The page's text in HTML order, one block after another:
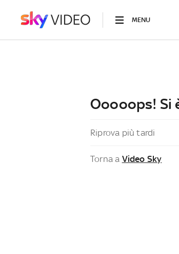
MENU
Ooooops! Si
Riprova più tardi
Torna a Video Sky